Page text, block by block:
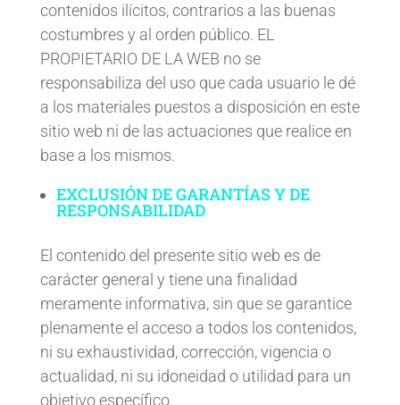
contenidos ilícitos, contrarios a las buenas
costumbres y al orden público. EL
PROPIETARIO DE LA WEB no se
responsabiliza del uso que cada usuario le dé
a los materiales puestos a disposición en este
sitio web ni de las actuaciones que realice en
base a los mismos.
EXCLUSIÓN DE GARANTÍAS Y DE
RESPONSABILIDAD
El contenido del presente sitio web es de
carácter general y tiene una finalidad
meramente informativa, sin que se garantice
plenamente el acceso a todos los contenidos,
ni su exhaustividad, corrección, vigencia o
actualidad, ni su idoneidad o utilidad para un
objetivo específico.